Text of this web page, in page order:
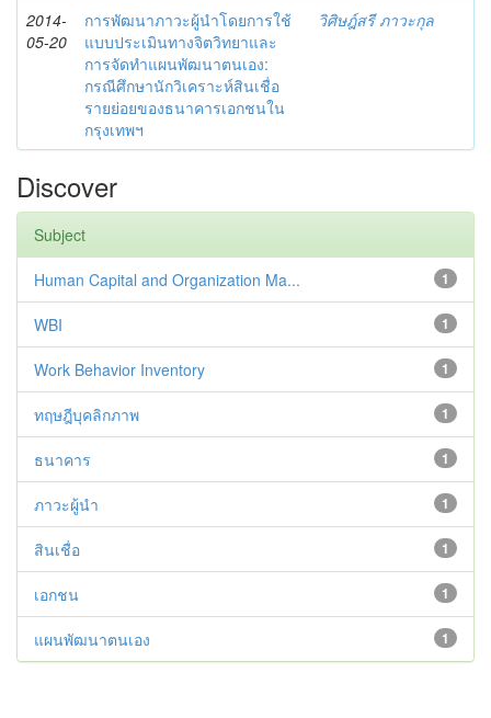
2014-
05-20
การพัฒนาภาวะผู้นำโดยการใช้
แบบประเมินทางจิตวิทยาและ
การจัดทำแผนพัฒนาตนเอง:
กรณีศึกษานักวิเคราะห์สินเชื่อ
รายย่อยของธนาคารเอกชนใน
กรุงเทพฯ
วิศิษฎ์สรี ภาวะกุล
Discover
Subject
1
Human Capital and Organization Ma...
1
WBI
1
Work Behavior Inventory
1
ทฤษฎีบุคลิกภาพ
1
ธนาคาร
1
ภาวะผู้นำ
1
สินเชื่อ
1
เอกชน
1
แผนพัฒนาตนเอง